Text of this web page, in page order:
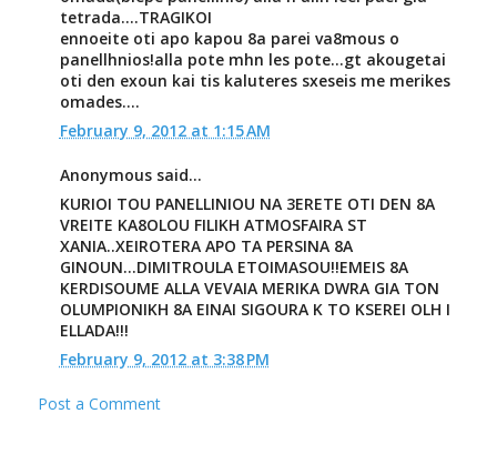
tetrada....TRAGIKOI
ennoeite oti apo kapou 8a parei va8mous o
panellhnios!alla pote mhn les pote...gt akougetai
oti den exoun kai tis kaluteres sxeseis me merikes
omades....
February 9, 2012 at 1:15 AM
Anonymous said...
KURIOI TOU PANELLINIOU NA 3ERETE OTI DEN 8A
VREITE KA8OLOU FILIKH ATMOSFAIRA ST
XANIA..XEIROTERA APO TA PERSINA 8A
GINOUN...DIMITROULA ETOIMASOU!!EMEIS 8A
KERDISOUME ALLA VEVAIA MERIKA DWRA GIA TON
OLUMPIONIKH 8A EINAI SIGOURA K TO KSEREI OLH I
ELLADA!!!
February 9, 2012 at 3:38 PM
Post a Comment